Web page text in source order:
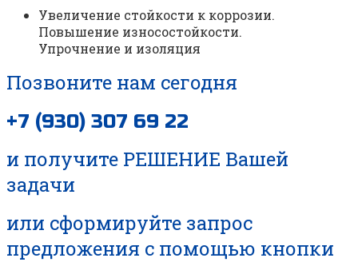
Увеличение стойкости к коррозии.
Повышение износостойкости.
Упрочнение и изоляция
Позвоните нам сегодня
+7 (930) 307 69 22
и получите РЕШЕНИЕ Вашей
задачи
или сформируйте запрос
предложения с помощью кнопки